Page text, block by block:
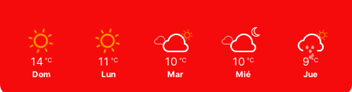
14 ℃
Dom
11 ℃
Lun
10 ℃
Mar
10 ℃
Mié
9 ℃
Jue